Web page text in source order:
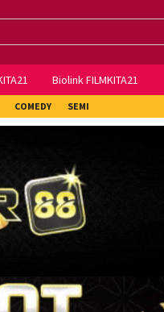
Biolink FILMKITA21
COMEDY SEMI